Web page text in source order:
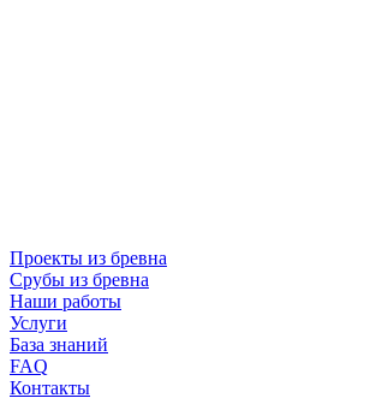
Проекты из бревна
Срубы из бревна
Наши работы
Услуги
База знаний
FAQ
Контакты